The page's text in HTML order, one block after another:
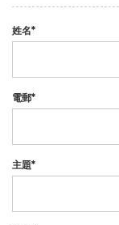
姓名*
電郵*
主題*